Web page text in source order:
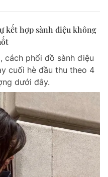
kết hợp sành điệu không
cách phối đồ sành điệu
cuối hè đầu thu theo 4
dưới đây.